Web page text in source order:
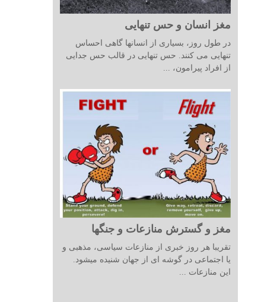
مغز انسان و حس تنهایی
در طول روز، بسیاری از انسانها گاهی احساس
تنهایی می کنند. حس تنهایی در قالب حس جدایی
از افراد پیرامون، ...
مغز و گسترش منازعات و جنگها
تقریبا هر روز خبری از منازعات سیاسی، مذهبی و
یا اجتماعی در گوشه ای از جهان شنیده میشود.
این منازعات ...